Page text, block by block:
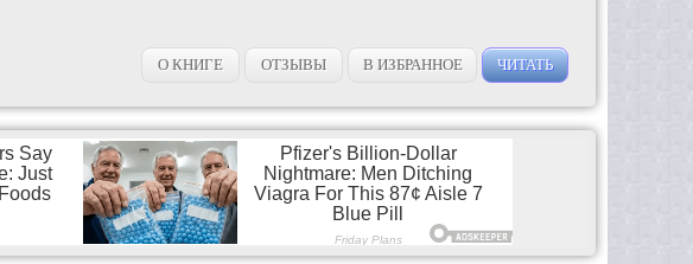
О КНИГЕ ОТЗЫВЫ В ИЗБРАННОЕ ЧИТАТЬ